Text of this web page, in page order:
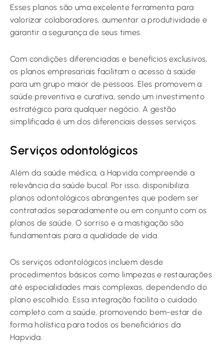
Esses planos são uma excelente ferramenta para
valorizar colaboradores, aumentar a produtividade e
garantir a segurança de seus times.
Com condições diferenciadas e benefícios exclusivos,
os planos empresariais facilitam o acesso à saúde
para um grupo maior de pessoas. Eles promovem a
saúde preventiva e curativa, sendo um investimento
estratégico para qualquer negócio. A gestão
simplificada é um dos diferenciais desses serviços.
Serviços odontológicos
Além da saúde médica, a Hapvida compreende a
relevância da saúde bucal. Por isso, disponibiliza
planos odontológicos abrangentes que podem ser
contratados separadamente ou em conjunto com os
planos de saúde. O sorriso e a mastigação são
fundamentais para a qualidade de vida.
Os serviços odontológicos incluem desde
procedimentos básicos como limpezas e restaurações
até especialidades mais complexas, dependendo do
plano escolhido. Essa integração facilita o cuidado
completo com a saúde, promovendo bem-estar de
forma holística para todos os beneficiários da
Hapvida.